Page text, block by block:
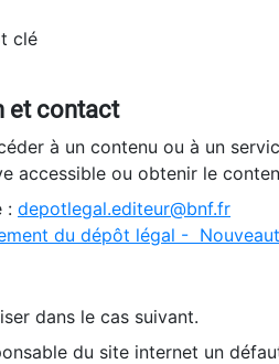
clé
et contact
à un contenu ou à un
accessible ou obtenir le
: depotlegal.editeur@bnf.fr
du dépôt légal -
dans le cas suivant.
du site internet un